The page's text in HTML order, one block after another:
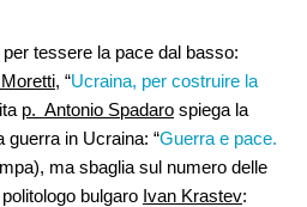
tessere la pace dal basso:
, “Ucraina, per costruire la
p. Antonio Spadaro spiega la
guerra in Ucraina: “Guerra e pace.
ma sbaglia sul numero delle
bulgaro Ivan Krastev: